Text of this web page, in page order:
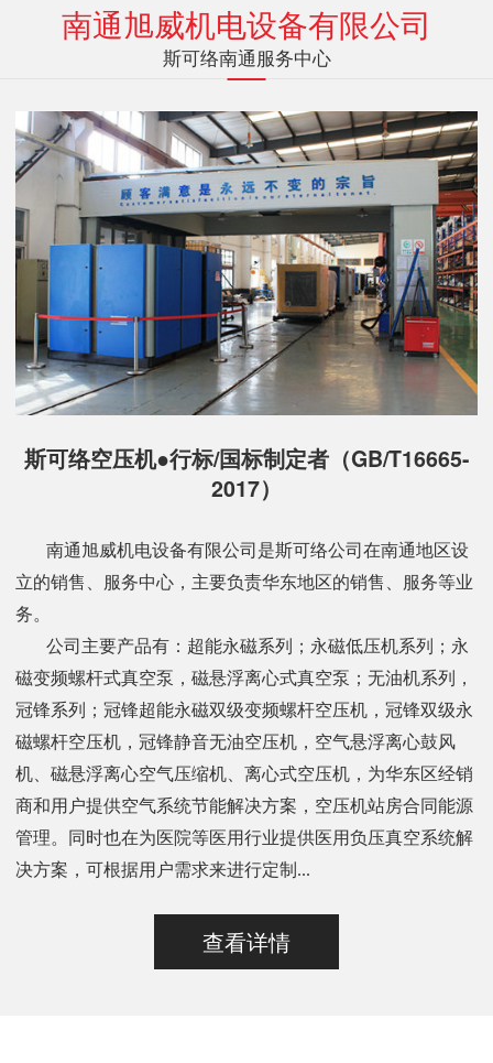
南通旭威机电设备有限公司
斯可络南通服务中心
斯可络空压机●行标/国标制定者（GB/T16665-
2017）
南通旭威机电设备有限公司是斯可络公司在南通地区设
立的销售、服务中心，主要负责华东地区的销售、服务等业
务。
公司主要产品有：超能永磁系列；永磁低压机系列；永
磁变频螺杆式真空泵，磁悬浮离心式真空泵；无油机系列，
冠锋系列；冠锋超能永磁双级变频螺杆空压机，冠锋双级永
磁螺杆空压机，冠锋静音无油空压机，空气悬浮离心鼓风
机、磁悬浮离心空气压缩机、离心式空压机，为华东区经销
商和用户提供空气系统节能解决方案，空压机站房合同能源
管理。同时也在为医院等医用行业提供医用负压真空系统解
决方案，可根据用户需求来进行定制...
查看详情